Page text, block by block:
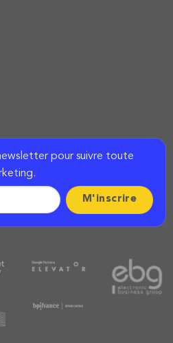
pour suivre toute